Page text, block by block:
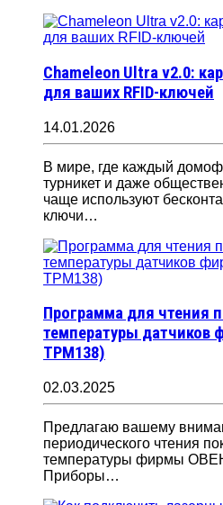
Chameleon Ultra v2.0:
для ваших RFID-ключей
14.01.2026
В мире, где каждый
турникет и даже
чаще используют
ключи…
Программа для чтения
температуры датчиков
ТРМ138)
02.03.2025
Предлагаю вашему
периодического чтения
температуры фирмы
Приборы…